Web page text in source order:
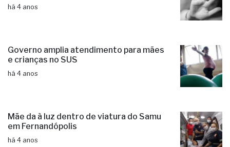
há 4 anos
Governo amplia atendimento para mães
e crianças no SUS
há 4 anos
Mãe da à luz dentro de viatura do Samu
em Fernandópolis
há 4 anos